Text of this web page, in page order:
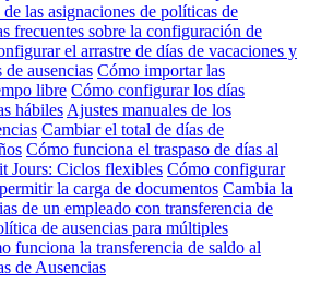
las asignaciones de políticas de
frecuentes sobre la configuración de
el arrastre de días de vacaciones y
ausencias Cómo importar las
libre Cómo configurar los días
hábiles Ajustes manuales de los
Cambiar el total de días de
Cómo funciona el traspaso de días al
Jours: Ciclos flexibles Cómo configurar
la carga de documentos Cambia la
de un empleado con transferencia de
de ausencias para múltiples
funciona la transferencia de saldo al
de Ausencias